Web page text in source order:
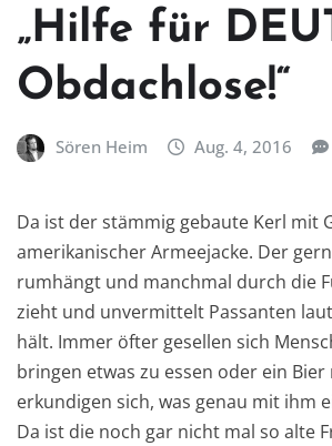
„Hilfe für
Obdachlose!“
Sören Heim Aug. 4, 2016
Da ist der stämmig gebaute Kerl mit
amerikanischer Armeejacke. Der
rumhängt und manchmal durch die
zieht und unvermittelt Passanten
hält. Immer öfter gesellen sich
bringen etwas zu essen oder ein
erkundigen sich, was genau mit ihm
Da ist die noch gar nicht mal so alte